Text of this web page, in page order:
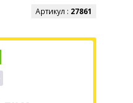
Артикул : 27861